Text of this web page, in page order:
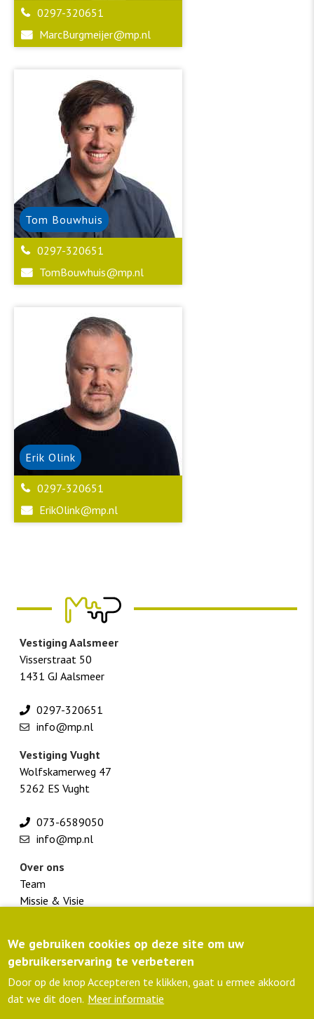
0297-320651
MarcBurgmeijer@mp.nl
Tom Bouwhuis
0297-320651
TomBouwhuis@mp.nl
Erik Olink
0297-320651
ErikOlink@mp.nl
Vestiging Aalsmeer
Visserstraat 50
1431 GJ Aalsmeer
0297-320651
info@mp.nl
Vestiging Vught
Wolfskamerweg 47
5262 ES Vught
073-6589050
info@mp.nl
Over ons
Team
Missie & Visie
Footer
menu
colofon
Klantportaal
Routebeschrijving
Privacyverklaring
lid NLingenieurs
We gebruiken cookies op deze site om uw
gebruikerservaring te verbeteren
Door op de knop Accepteren te klikken, gaat u ermee akkoord
dat we dit doen. Meer informatie